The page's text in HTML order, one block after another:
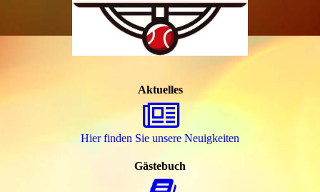
Aktuelles
Hier finden Sie unsere Neuigkeiten
Gästebuch